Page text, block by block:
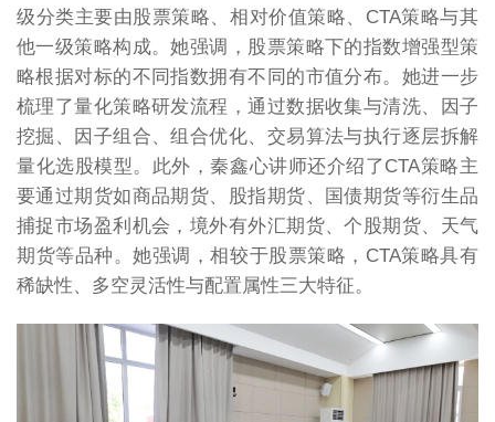
级分类主要由股票策略、相对价值策略、CTA策略与其
他一级策略构成。她强调，股票策略下的指数增强型策
略根据对标的不同指数拥有不同的市值分布。她进一步
梳理了量化策略研发流程，通过数据收集与清洗、因子
挖掘、因子组合、组合优化、交易算法与执行逐层拆解
量化选股模型。此外，秦鑫心讲师还介绍了CTA策略主
要通过期货如商品期货、股指期货、国债期货等衍生品
捕捉市场盈利机会，境外有外汇期货、个股期货、天气
期货等品种。她强调，相较于股票策略，CTA策略具有
稀缺性、多空灵活性与配置属性三大特征。